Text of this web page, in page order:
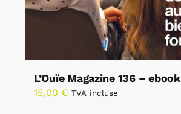
L’Ouïe Magazine 136 – ebook
15,00 € TVA incluse